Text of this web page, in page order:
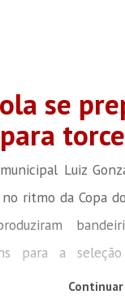
se
para
Luiz
ritmo da Copa
para a